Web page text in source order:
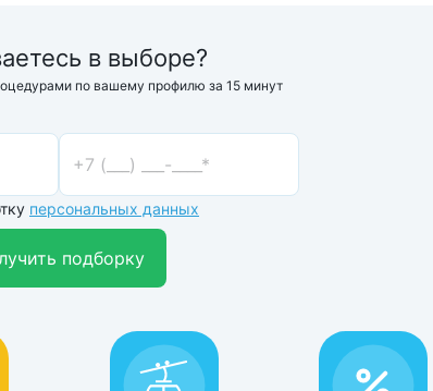
в выборе?
по вашему профилю за 15 минут
персональных данных
подборку